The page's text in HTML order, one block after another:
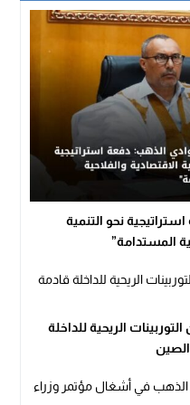
نحو التنمية
المستدامة”
الريحية للداخلة